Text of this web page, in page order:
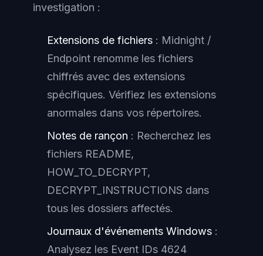
investigation :
Extensions de fichiers : Midnight /
Endpoint renomme les fichiers
chiffrés avec des extensions
spécifiques. Vérifiez les extensions
anormales dans vos répertoires.
Notes de rançon : Recherchez les
fichiers README,
HOW_TO_DECRYPT,
DECRYPT_INSTRUCTIONS dans
tous les dossiers affectés.
Journaux d'événements Windows :
Analysez les Event IDs 4624